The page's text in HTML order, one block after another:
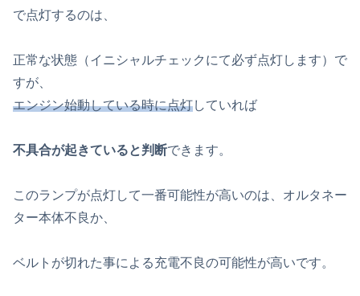
で点灯するのは、
正常な状態（イニシャルチェックにて必ず点灯します）で
すが、
エンジン始動している時に点灯していれば
不具合が起きていると判断できます。
このランプが点灯して一番可能性が高いのは、オルタネー
ター本体不良か、
ベルトが切れた事による充電不良の可能性が高いです。